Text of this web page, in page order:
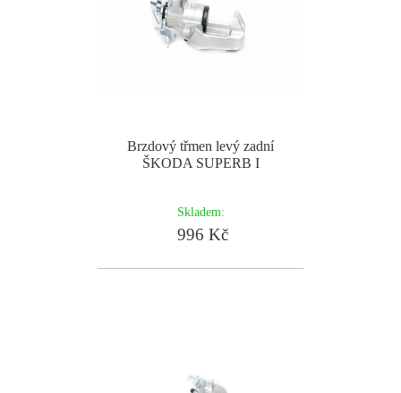
Brzdový třmen levý zadní
ŠKODA SUPERB I
Skladem:
996 Kč